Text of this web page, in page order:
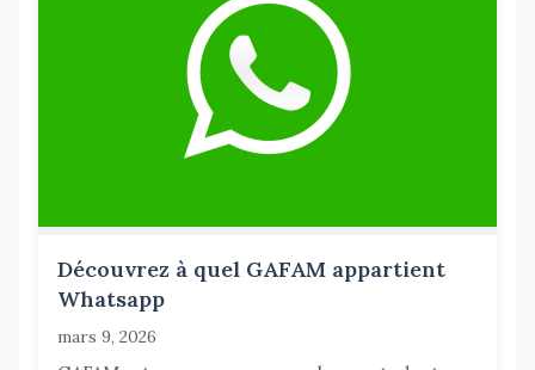
Découvrez à quel GAFAM appartient
Whatsapp
mars 9, 2026